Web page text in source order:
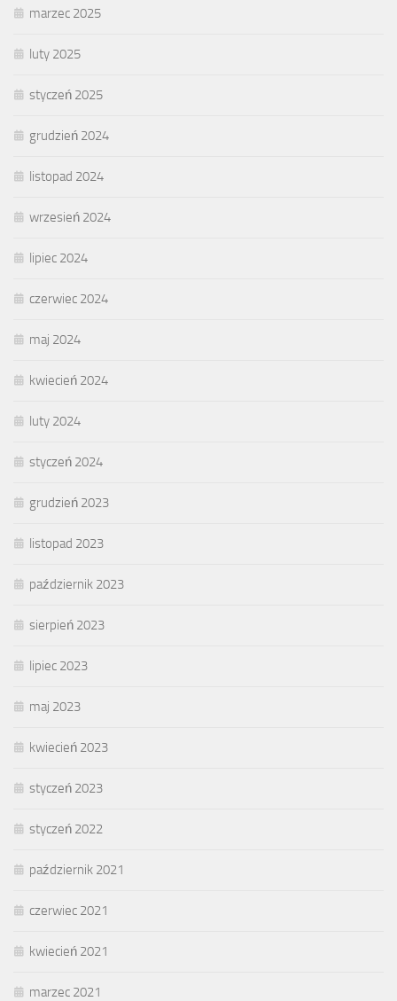
marzec 2025
luty 2025
styczeń 2025
grudzień 2024
listopad 2024
wrzesień 2024
lipiec 2024
czerwiec 2024
maj 2024
kwiecień 2024
luty 2024
styczeń 2024
grudzień 2023
listopad 2023
październik 2023
sierpień 2023
lipiec 2023
maj 2023
kwiecień 2023
styczeń 2023
styczeń 2022
październik 2021
czerwiec 2021
kwiecień 2021
marzec 2021